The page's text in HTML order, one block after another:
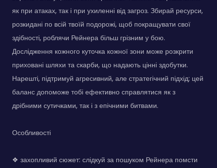
як при атаках, так і при ухиленні від загроз. Збирай ресурси,
розкидані по всій твоїй подорожі, щоб покращувати свої
здібності, роблячи Рейнера більш грізним у бою.
Дослідження кожного куточка кожної зони може розкрити
приховані шляхи та скарби, що надають цінні здобутки.
Нарешті, підтримуй агресивний, але стратегічний підхід; цей
баланс допоможе тобі ефективно справлятися як з
дрібними сутичками, так і з епічними битвами.
Особливості
❖ захопливий сюжет: слідкуй за пошуком Рейнера помсти